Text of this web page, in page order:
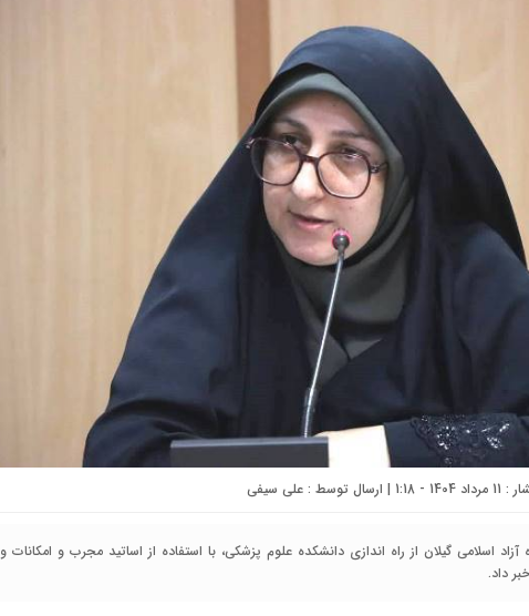
علی سیفی
اسلامی گیلان از راه اندازی دانشکده علوم پزشکی، با استفاده از اساتید مجرب و امکانات و
داد.